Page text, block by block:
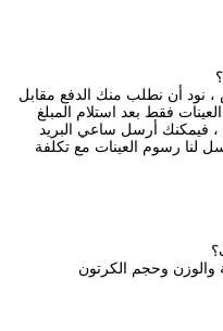
نود أن نطلب منك الدفع مقابل
فقط بعد استلام المبلغ
فيمكنك أرسل ساعي البريد
لنا رسوم العينات مع تكلفة
والوزن وحجم الكرتون